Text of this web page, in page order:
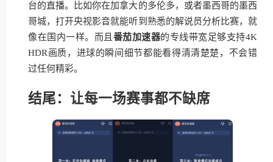
台的直播。比如你在加拿大的多伦多，或者墨西哥的墨西
哥城，打开央视影音就能听到熟悉的解说员分析比赛，就
像在国内一样。而且 番茄加速器的专线带宽足够支持4K
HDR画质，进球的瞬间细节都能看得清清楚楚，不会错
过任何精彩。
结尾：让每一场赛事都不缺席